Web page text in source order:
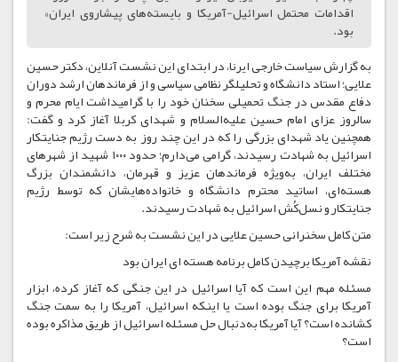
اقدامات محتمل اسرائیل-آمریکا و بایسته‌های پیشاروی ایران»
بود.
به گزارش سیاست خارجی ایرنا، در ابتدای این نشست آنلاین، دکتر حسین
علایی؛ استاد دانشگاه و تحلیلگر نظامی سیاسی و از فرماندهان ارشد دوران
دفاع مقدس در جنگ تحمیلی سخنان خود را با گرامیداشت ایام محرم و
سالروز عزای امام حسین علیه‌السلام و شهدای کربلا آغاز کرد و گفت:
همچنین یاد شهدای بزرگی را که در این چند روز به دست رژیم جنایتکار
اسرائیل به شهادت رسیدند، گرامی می‌دارم؛ حدود ۱۰۰۰ شهید از شهرهای
مختلف ایران، به‌ویژه فرماندهان عزیز و قهرمان، دانشمندان بزرگ
هسته‌ای، اساتید محترم دانشگاه و خانواده‌هایشان که توسط رژیم
جنایتکار و نسل‌کُش اسرائیل به شهادت رسیدند.
متن کامل سخنرانی حسین علایی در این نشست به شرح زیر است:
نقشه آمریکا برچیدن کامل برنامه هسته ای ایران بود
مسئله مهم این است که آیا اسرائیل در این جنگی که آغاز کرده، ابزار
آمریکا برای جنگ بوده است یا اینکه اسرائیل، آمریکا را به سمت جنگ
کشانده است؟ آیا آمریکا به‌دنبال حل مسئله اسرائیل از طریق مذاکره بوده
است؟